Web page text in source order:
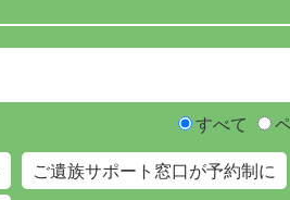
ラ
すべて
ご遺族サポート窓口が予約制に